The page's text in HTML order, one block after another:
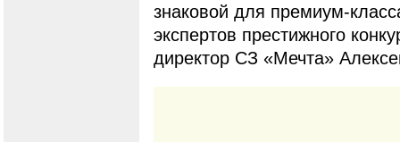
знаковой для премиум-
экспертов престижного
директор СЗ «Мечта»